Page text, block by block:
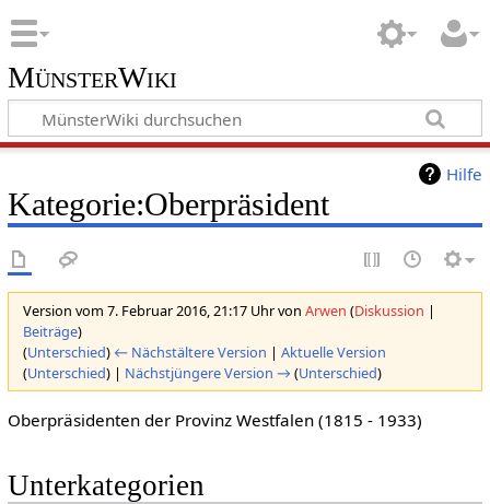
MünsterWiki
Hilfe
Kategorie:Oberpräsident
Version vom 7. Februar 2016, 21:17 Uhr von Arwen (Diskussion |
Beiträge)
(Unterschied) ← Nächstältere Version | Aktuelle Version
(Unterschied) | Nächstjüngere Version → (Unterschied)
Oberpräsidenten der Provinz Westfalen (1815 - 1933)
Unterkategorien